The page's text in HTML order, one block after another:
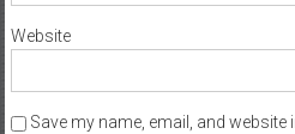
Website
Save my name, email, and